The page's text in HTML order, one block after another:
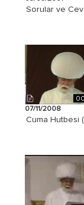
Sorular ve
07/11/2008
Cuma Hutbesi